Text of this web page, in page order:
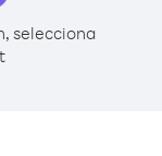
selecciona